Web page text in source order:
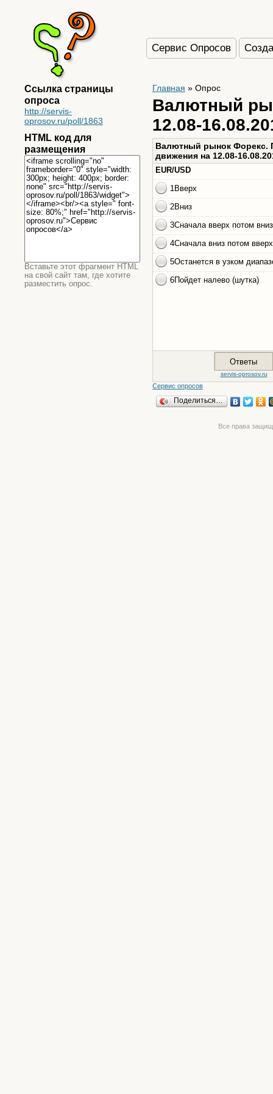
Сервис Опросов
Главная » Опрос
Валютный
12.08-
Сервис опросов
Поделиться…
Ссылка страницы
опроса
http://servis-
oprosov.ru/poll/1863
HTML код для
размещения
Вставьте этот фрагмент HTML
на свой сайт там, где хотите
разместить опрос.
Все права